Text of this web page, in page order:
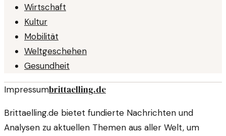
Wirtschaft
Kultur
Mobilität
Weltgeschehen
Gesundheit
Impressumbrittaelling.de
Brittaelling.de bietet fundierte Nachrichten und
Analysen zu aktuellen Themen aus aller Welt, um